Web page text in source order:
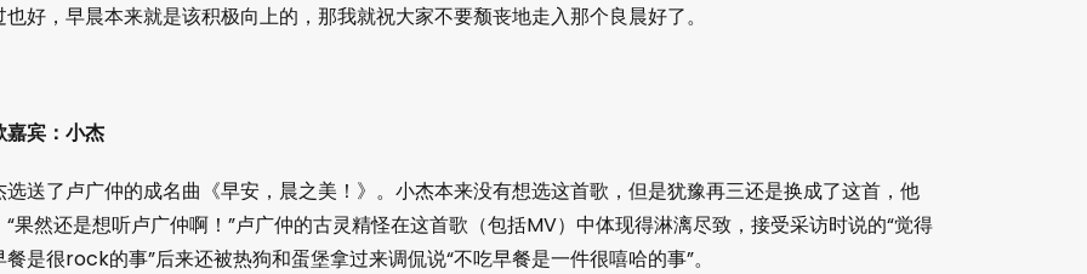
也好，早晨本来就是该积极向上的，那我就祝大家不要颓丧地走入那个良晨好了。
嘉宾：小杰
选送了卢广仲的成名曲《早安，晨之美！》。小杰本来没有想选这首歌，但是犹豫再三还是换成了这首，他
“果然还是想听卢广仲啊！”卢广仲的古灵精怪在这首歌（包括MV）中体现得淋漓尽致，接受采访时说的“觉得
餐是很rock的事”后来还被热狗和蛋堡拿过来调侃说“不吃早餐是一件很嘻哈的事”。